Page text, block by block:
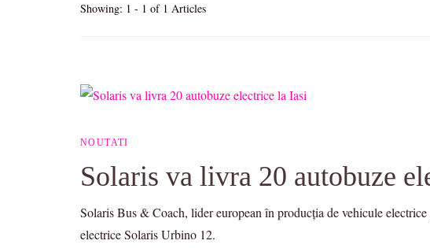
Showing: 1 - 1 of 1 Articles
NOUTATI
Solaris va livra 20 autobuze
Solaris Bus & Coach, lider european în producția de vehicule
electrice Solaris Urbino 12.